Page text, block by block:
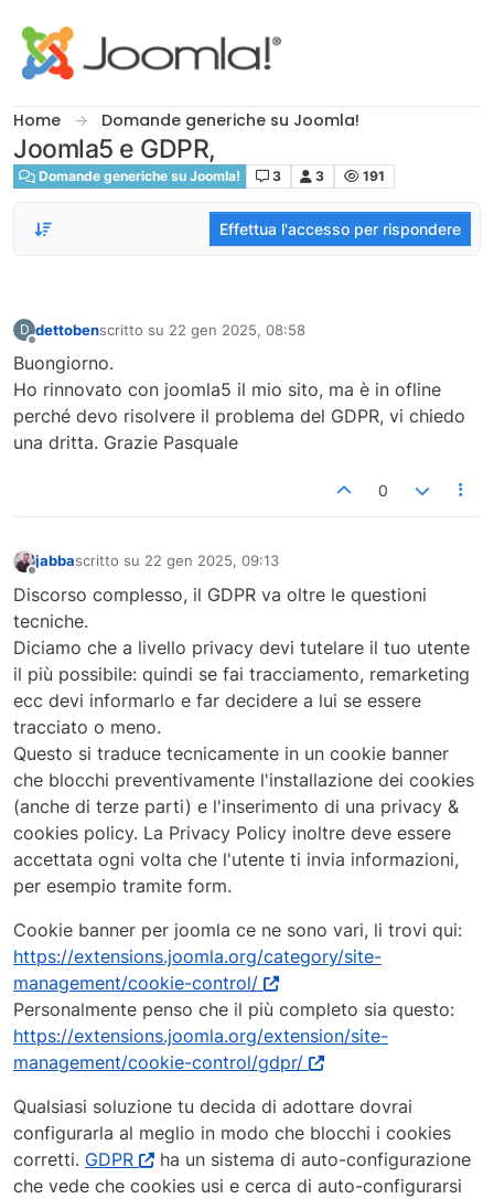
Home Domande generiche su Joomla!
Joomla5 e GDPR,
Domande generiche su Joomla! 3 3 191
Effettua l'accesso per rispondere
D dettobenscritto su 22 gen 2025, 08:58
ultima modifica di
Buongiorno.
Ho rinnovato con joomla5 il mio sito, ma è in ofline
perché devo risolvere il problema del GDPR, vi chiedo
una dritta. Grazie Pasquale
0
jabbascritto su 22 gen 2025, 09:13
ultima modifica di
Discorso complesso, il GDPR va oltre le questioni
tecniche.
Diciamo che a livello privacy devi tutelare il tuo utente
il più possibile: quindi se fai tracciamento, remarketing
ecc devi informarlo e far decidere a lui se essere
tracciato o meno.
Questo si traduce tecnicamente in un cookie banner
che blocchi preventivamente l'installazione dei cookies
(anche di terze parti) e l'inserimento di una privacy &
cookies policy. La Privacy Policy inoltre deve essere
accettata ogni volta che l'utente ti invia informazioni,
per esempio tramite form.
Cookie banner per joomla ce ne sono vari, li trovi qui:
https://extensions.joomla.org/category/site-
management/cookie-control/
Personalmente penso che il più completo sia questo:
https://extensions.joomla.org/extension/site-
management/cookie-control/gdpr/
Qualsiasi soluzione tu decida di adottare dovrai
configurarla al meglio in modo che blocchi i cookies
corretti. GDPR
ha un sistema di auto-configurazione
che vede che cookies usi e cerca di auto-configurarsi